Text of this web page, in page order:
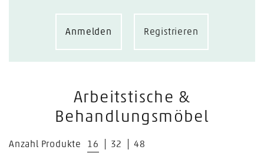
Anmelden Registrieren
Arbeitstische &
Behandlungsmöbel
Anzahl Produkte 16 32 48